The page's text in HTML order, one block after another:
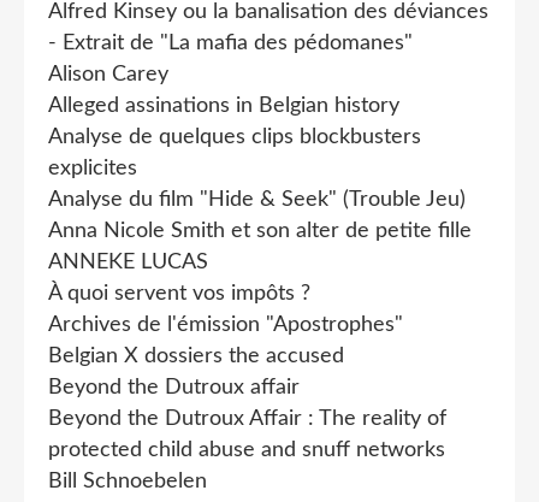
Alfred Kinsey ou la banalisation des déviances
- Extrait de "La mafia des pédomanes"
Alison Carey
Alleged assinations in Belgian history
Analyse de quelques clips blockbusters
explicites
Analyse du film "Hide & Seek" (Trouble Jeu)
Anna Nicole Smith et son alter de petite fille
ANNEKE LUCAS
À quoi servent vos impôts ?
Archives de l'émission "Apostrophes"
Belgian X dossiers the accused
Beyond the Dutroux affair
Beyond the Dutroux Affair : The reality of
protected child abuse and snuff networks
Bill Schnoebelen